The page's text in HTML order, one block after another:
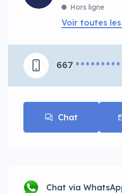
Hors ligne
Voir toutes
667 * * * * * * * * *
Chat
Chat via